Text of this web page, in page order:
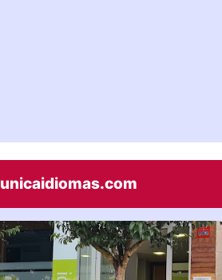
unicaidiomas.com